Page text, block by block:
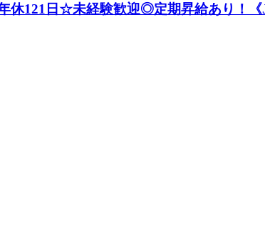
休121日☆未経験歓迎◎定期昇給あり！《